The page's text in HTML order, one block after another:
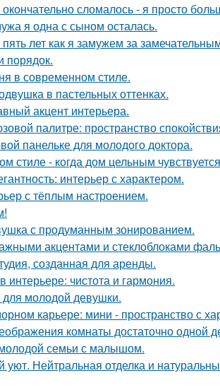
сломалось - я просто
я одна с сыном осталась.
лет как я замужем за
порядок.
в современном стиле.
в пастельных оттенках.
акцент интерьера.
палитре: пространство
панельке для молодого доктора.
стиле - когда дом цельным
интерьер с характером.
с тёплым настроением.
с продуманным зонированием.
акцентами и стеклоблоками
созданная для аренды.
интерьере: чистота и гармония.
для молодой девушки.
карьере: мини - пространство с
комнаты достаточно одной
семьи с малышом.
уют. Нейтральная отделка и